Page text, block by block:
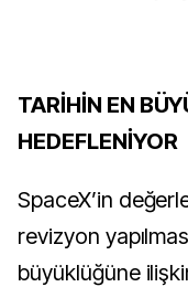
TARİHİN EN
HEDEFLENİYOR
SpaceX’in
revizyon
büyüklüğüne